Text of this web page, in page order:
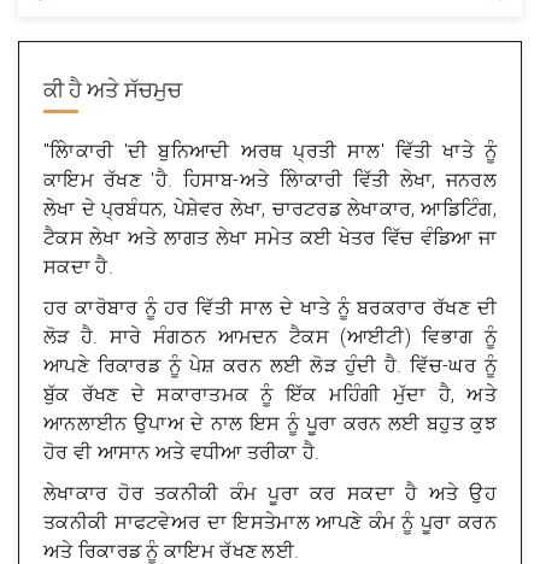
ਕੀ ਹੈਅਤੇ ਸੱਚਮੁਚ
"ਲੇਿਾਕਾਰੀ 'ਦੀ ਬੁਨਿਆਦੀ ਅਰਥ ਪ੍ਰਤੀ ਸਾਲ' ਵਿੱਤੀ ਖਾਤੇ ਨੂੰ
ਕਾਇਮ ਰੱਖਣ 'ਹੈ. ਹਿਸਾਬ-ਅਤੇ ਲੇਿਾਕਾਰੀ ਵਿੱਤੀ ਲੇਖਾ, ਜਨਰਲ
ਲੇਖਾ ਦੇ ਪ੍ਰਬੰਧਨ, ਪੇਸ਼ੇਵਰ ਲੇਖਾ, ਚਾਰਟਰਡ ਲੇਖਾਕਾਰ, ਆਡਿਟਿੰਗ,
ਟੈਕਸ ਲੇਖਾ ਅਤੇ ਲਾਗਤ ਲੇਖਾ ਸਮੇਤ ਕਈ ਖੇਤਰ ਵਿੱਚ ਵੰਡਿਆ ਜਾ
ਸਕਦਾ ਹੈ.
ਹਰ ਕਾਰੋਬਾਰ ਨੂੰ ਹਰ ਵਿੱਤੀ ਸਾਲ ਦੇ ਖਾਤੇ ਨੂੰ ਬਰਕਰਾਰ ਰੱਖਣ ਦੀ
ਲੋੜ ਹੈ. ਸਾਰੇ ਸੰਗਠਨ ਆਮਦਨ ਟੈਕਸ (ਆਈਟੀ) ਵਿਭਾਗ ਨੂੰ
ਆਪਣੇ ਰਿਕਾਰਡ ਨੂੰ ਪੇਸ਼ ਕਰਨ ਲਈ ਲੋੜ ਹੁੰਦੀ ਹੈ. ਵਿੱਚ-ਘਰ ਨੂੰ
ਬੁੱਕ ਰੱਖਣ ਦੇ ਸਕਾਰਾਤਮਕ ਨੂੰ ਇੱਕ ਮਹਿੰਗੀ ਮੁੱਦਾ ਹੈ, ਅਤੇ
ਆਨਲਾਈਨ ਉਪਾਅ ਦੇ ਨਾਲ ਇਸ ਨੂੰ ਪੂਰਾ ਕਰਨ ਲਈ ਬਹੁਤ ਕੁਝ
ਹੋਰ ਵੀ ਆਸਾਨ ਅਤੇ ਵਧੀਆ ਤਰੀਕਾ ਹੈ.
ਲੇਖਾਕਾਰ ਹੋਰ ਤਕਨੀਕੀ ਕੰਮ ਪੂਰਾ ਕਰ ਸਕਦਾ ਹੈ ਅਤੇ ਉਹ
ਤਕਨੀਕੀ ਸਾਫਟਵੇਅਰ ਦਾ ਇਸਤੇਮਾਲ ਆਪਣੇ ਕੰਮ ਨੂੰ ਪੂਰਾ ਕਰਨ
ਅਤੇ ਰਿਕਾਰਡ ਨੂੰ ਕਾਇਮ ਰੱਖਣ ਲਈ.